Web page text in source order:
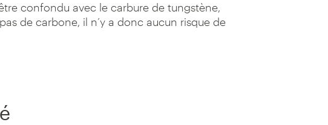
confondu avec le carbure de tungstène,
de carbone, il n’y a donc aucun risque de